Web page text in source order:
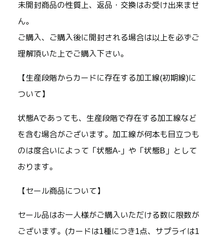
未開封商品の性質上、返品・交換はお受け出来ませ
ん。
ご購入、ご購入後に開封される場合は以上を必ずご
理解頂いた上でご購入下さい。
【生産段階からカードに存在する加工線(初期線)に
ついて】
状態Aであっても、生産段階で存在する加工線など
を含む場合がございます。加工線が何本も目立つも
のは度合いによって「状態A-」や「状態B」として
おります。
【セール商品について】
セール品はお一人様がご購入いただける数に限数が
ございます。(カードは1種につき1点、サプライは1